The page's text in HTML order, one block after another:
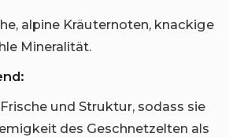
alpine Kräuternoten, knackige
Mineralität.
und Struktur, sodass sie
des Geschnetzelten als